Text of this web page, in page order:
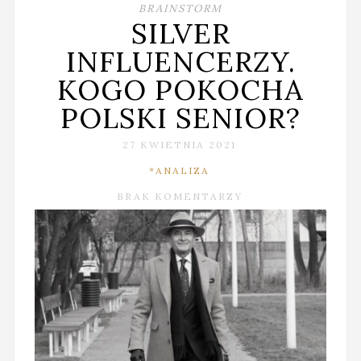
BRAINSTORM
SILVER
INFLUENCERZY.
KOGO POKOCHA
POLSKI SENIOR?
27 KWIETNIA 2021
*ANALIZA
BRAK KOMENTARZY